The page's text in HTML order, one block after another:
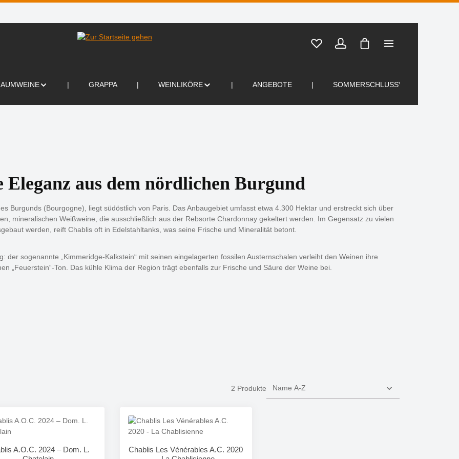
Warenkorb enthält 0
GRAPPA WEINLIKÖRE ANGEBOTE SOMMERSCHLUSSVERKAUF
aus dem nördlichen Burgund
Burgunds (Bourgogne), liegt südöstlich von Paris. Das Anbaugebiet umfasst etwa 4.300 Hektar und erstreckt sich über
mineralischen Weißweine, die ausschließlich aus der Rebsorte Chardonnay gekeltert werden. Im Gegensatz zu vielen
werden, reift Chablis oft in Edelstahltanks, was seine Frische und Mineralität betont.
der sogenannte „Kimmeridge-Kalkstein“ mit seinen eingelagerten fossilen Austernschalen verleiht den Weinen ihre
„Feuerstein“-Ton. Das kühle Klima der Region trägt ebenfalls zur Frische und Säure der Weine bei.
2 Produkte
A.O.C. 2024 – Dom. L.
Chablis Les Vénérables A.C. 2020